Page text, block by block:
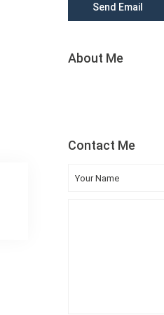
Send Email
About Me
Contact Me